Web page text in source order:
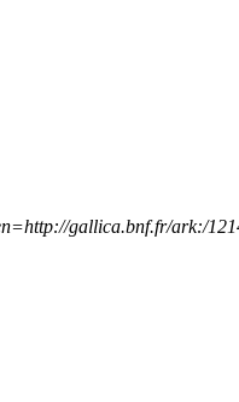
gallica.bnf.fr/ark:/